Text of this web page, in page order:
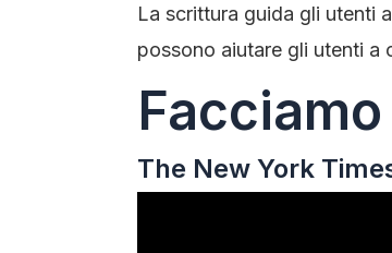
La scrittura guida gli utenti
possono aiutare gli utenti a
The New York